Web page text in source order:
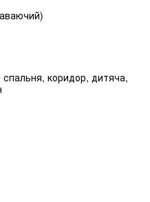
спальня, коридор, дитяча,